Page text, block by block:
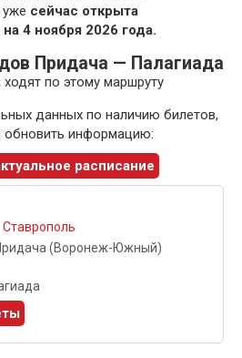
сейчас открыта
4 ноября 2026 года.
Придача — Палагиада
по этому маршруту
данных по наличию билетов,
обновить информацию:
расписание
Ставрополь
(Воронеж-Южный)